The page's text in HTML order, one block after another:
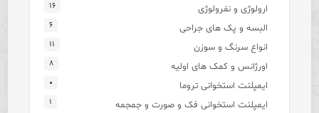
ارولوژی و نفرولوژی ۱۶
البسه و پک های جراحی ۶
انواع سرنگ و سوزن ۱۱
اورژانس و کمک های اولیه ۸
ایمپلنت استخوانی تروما ۰
ایمپلنت استخوانی فک و صورت و جمجمه ۱